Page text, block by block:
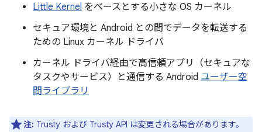
Little Kernel をベースとする小さな OS カーネル
セキュア環境と Android との間でデータを転送する
ための Linux カーネル ドライバ
カーネル ドライバ経由で高信頼アプリ（セキュアな
タスクやサービス）と通信する Android ユーザー空
間ライブラリ
注: Trusty および Trusty API は変更される場合があります。